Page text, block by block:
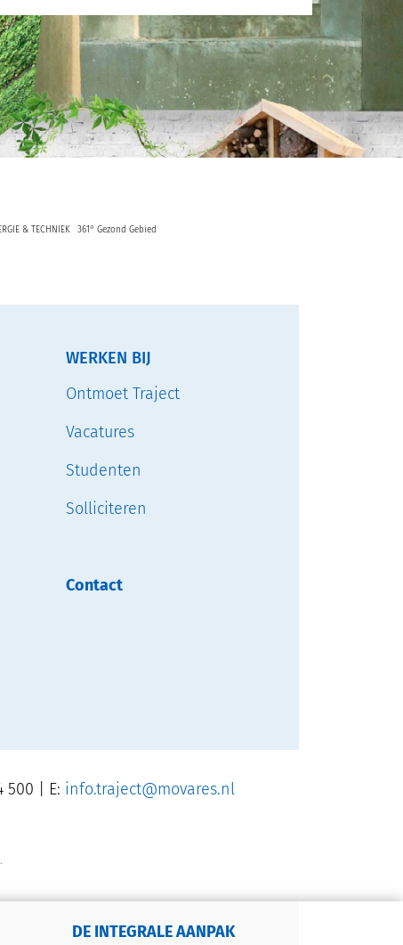
& TECHNIEK 361° Gezond Gebied
WERKEN BIJ
Ontmoet Traject
Vacatures
Studenten
Solliciteren
Contact
500 | E: info.traject@movares.nl
DE INTEGRALE AANPAK